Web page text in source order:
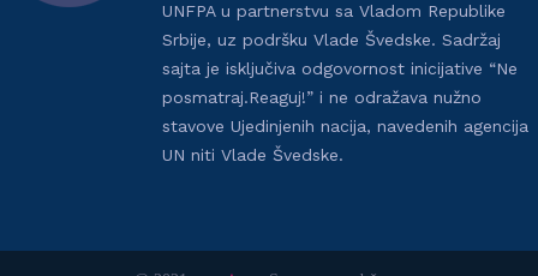
UNFPA u partnerstvu sa Vladom Republike
Srbije, uz podršku Vlade Švedske. Sadržaj
sajta je isključiva odgovornost inicijative “Ne
posmatraj.Reaguj!” i ne odražava nužno
stavove Ujedinjenih nacija, navedenih agencija
UN niti Vlade Švedske.